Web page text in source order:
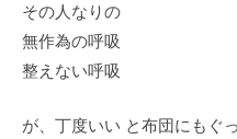
その人なりの
無作為の呼吸
整えない呼吸
が、丁度いい と布団にもぐ